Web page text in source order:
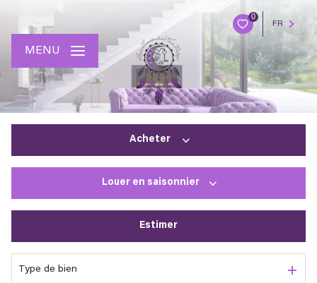
0
FR
MENU
Acheter
Louer en saisonnier
Estimer
Type de bien